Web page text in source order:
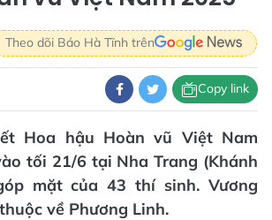
Theo dõi Báo Hà Tĩnh trên
Copy link
Hoa hậu Hoàn vũ Việt Nam
tối 21/6 tại Nha Trang (Khánh
mặt của 43 thí sinh. Vương
về Phương Linh.